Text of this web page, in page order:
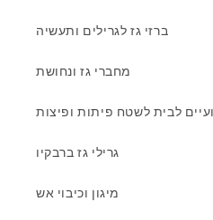
ברזי גז לגרילים ותעשיה
מחברי גז ונחושת
לבית לשטח פיתות ופיצות
גרילי גז ברבקיו
מיגון וכיבוי אש